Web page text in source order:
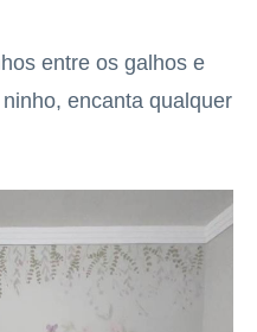
entre os galhos e
encanta qualquer